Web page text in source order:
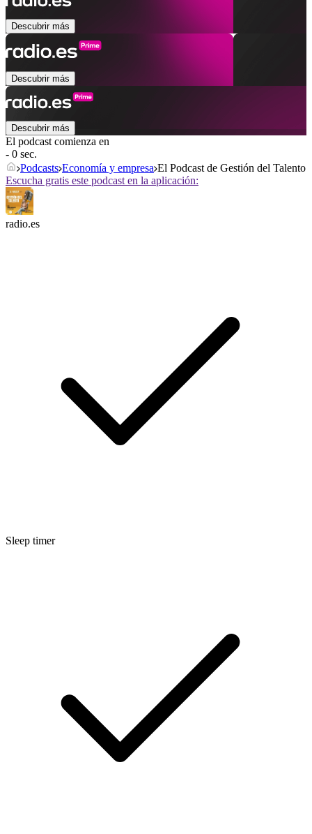
Descubrir más
Descubrir más
Descubrir más
El podcast comienza en
- 0 sec.
Podcasts Economía y empresa El Podcast de Gestión del Talento
Escucha gratis este podcast en la aplicación:
radio.es
Sleep timer